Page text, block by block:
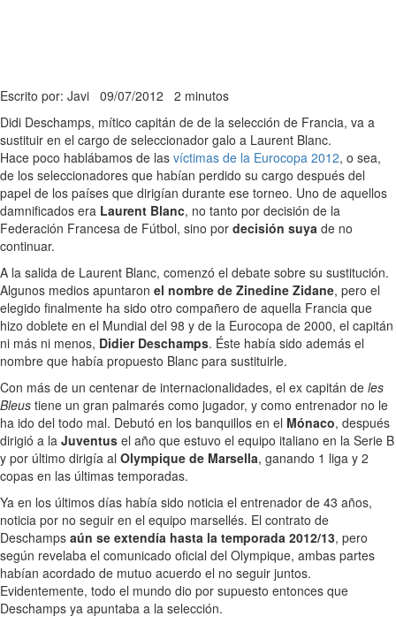
Escrito por: Javi 09/07/2012 2 minutos
Didi Deschamps, mítico capitán de de la selección de Francia, va a
sustituir en el cargo de seleccionador galo a Laurent Blanc.
Hace poco hablábamos de las víctimas de la Eurocopa 2012, o sea,
de los seleccionadores que habían perdido su cargo después del
papel de los países que dirigían durante ese torneo. Uno de aquellos
damnificados era Laurent Blanc, no tanto por decisión de la
Federación Francesa de Fútbol, sino por decisión suya de no
continuar.
A la salida de Laurent Blanc, comenzó el debate sobre su sustitución.
Algunos medios apuntaron el nombre de Zinedine Zidane, pero el
elegido finalmente ha sido otro compañero de aquella Francia que
hizo doblete en el Mundial del 98 y de la Eurocopa de 2000, el capitán
ni más ni menos, Didier Deschamps. Éste había sido además el
nombre que había propuesto Blanc para sustituirle.
Con más de un centenar de internacionalidades, el ex capitán de les
Bleus tiene un gran palmarés como jugador, y como entrenador no le
ha ido del todo mal. Debutó en los banquillos en el Mónaco, después
dirigió a la Juventus el año que estuvo el equipo italiano en la Serie B
y por último dirigía al Olympique de Marsella, ganando 1 liga y 2
copas en las últimas temporadas.
Ya en los últimos días había sido noticia el entrenador de 43 años,
noticia por no seguir en el equipo marsellés. El contrato de
Deschamps aún se extendía hasta la temporada 2012/13, pero
según revelaba el comunicado oficial del Olympique, ambas partes
habían acordado de mutuo acuerdo el no seguir juntos.
Evidentemente, todo el mundo dio por supuesto entonces que
Deschamps ya apuntaba a la selección.